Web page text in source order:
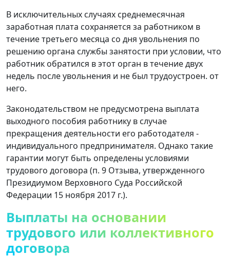
В исключительных случаях среднемесячная
заработная плата сохраняется за работником в
течение третьего месяца со дня увольнения по
решению органа службы занятости при условии, что
работник обратился в этот орган в течение двух
недель после увольнения и не был трудоустроен. от
него.
Законодательством не предусмотрена выплата
выходного пособия работнику в случае
прекращения деятельности его работодателя -
индивидуального предпринимателя. Однако такие
гарантии могут быть определены условиями
трудового договора (п. 9 Отзыва, утвержденного
Президиумом Верховного Суда Российской
Федерации 15 ноября 2017 г.).
Выплаты на основании
трудового или коллективного
договора